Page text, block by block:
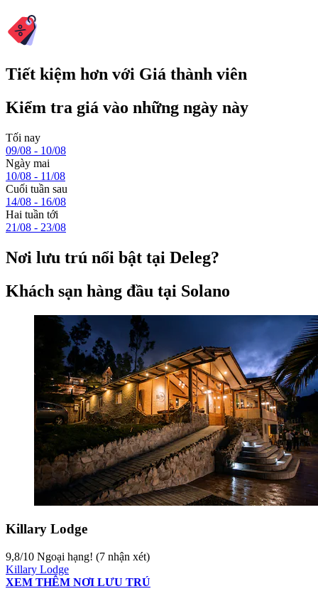
Tiết kiệm hơn với Giá thành viên
Kiểm tra giá vào những ngày này
Tối nay
09/08 - 10/08
Ngày mai
10/08 - 11/08
Cuối tuần sau
14/08 - 16/08
Hai tuần tới
21/08 - 23/08
Nơi lưu trú nổi bật tại Deleg?
Khách sạn hàng đầu tại Solano
Killary Lodge
9,8/10 Ngoại hạng! (7 nhận xét)
Killary Lodge
XEM THÊM NƠI LƯU TRÚ